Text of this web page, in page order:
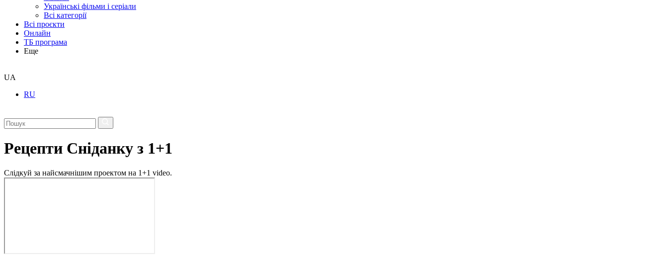
Українські фільми і серіали
Всі категорії
Всі проєкти
Онлайн
ТБ програма
Еще
UA
RU
Рецепти Сніданку з 1+1
Слідкуй за найсмачнішим проектом на 1+1 video.